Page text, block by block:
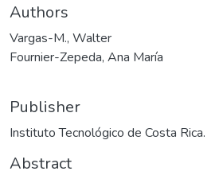
Authors
Vargas-M., Walter
Fournier-Zepeda, Ana María
Publisher
Instituto Tecnológico de Costa Rica.
Abstract